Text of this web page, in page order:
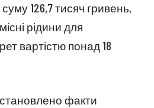
126,7 тисяч гривень,
рідини для
вартістю понад 18
факти